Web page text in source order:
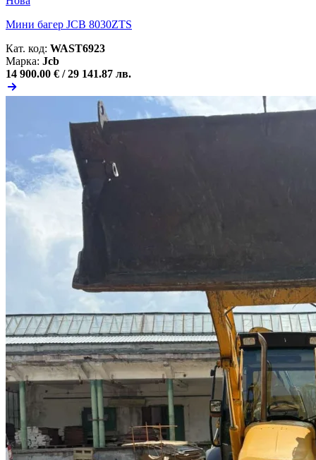
Мини багер JCB 8030ZTS
Кат. код: WAST6923
Марка: Jcb
14 900.00 € / 29 141.87 лв.